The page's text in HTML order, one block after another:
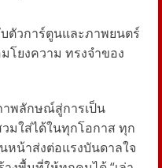
ตัวการ์ตูนและภาพยนตร์
โยงความ ทรงจำของ
าพลักษณ์สู่การเป็น
วมใส่ได้ในทุกโอกาส ทุก
หน้าส่งต่อแรงบันดาลใจ